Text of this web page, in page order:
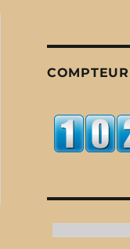
COMPTEUR